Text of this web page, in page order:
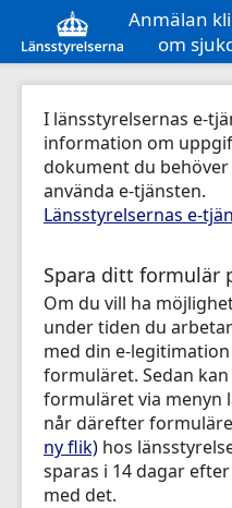
Anmälan
om
I länsstyrelsernas e-
information om
dokument du
Länsstyrelsernas e-
Spara ditt formulär
Om du vill ha
under tiden du
med din e-
formuläret. Sedan
formuläret via menyn
når därefter
ny flik) hos
sparas i 14 dagar
med det.